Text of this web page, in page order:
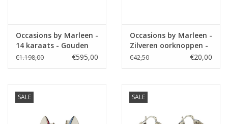
Occasions by Marleen -
14 karaats - Gouden
oorknoppen - Blauw
€1.198,00 €595,00
Occasions by Marleen -
Zilveren oorknoppen -
Fantasie
€42,50 €20,00
SALE SALE